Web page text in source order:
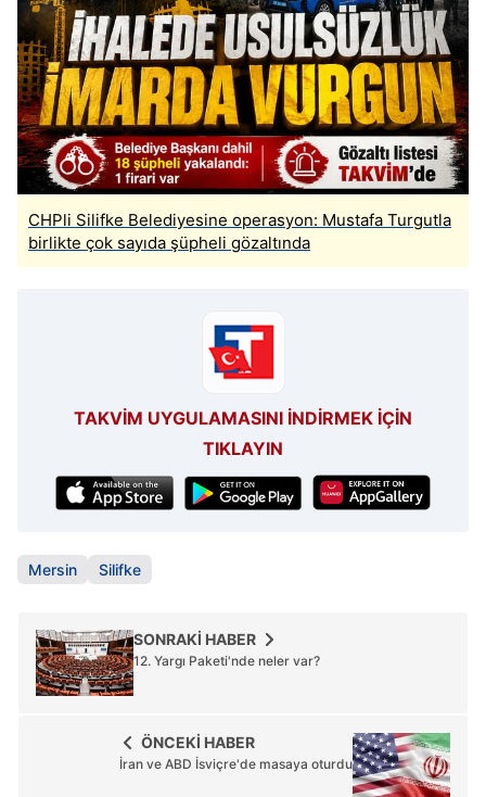
CHPli Silifke Belediyesine operasyon: Mustafa Turgutla
birlikte çok sayıda şüpheli gözaltında
TAKVİM UYGULAMASINI İNDİRMEK İÇİN
TIKLAYIN
Mersin Silifke
SONRAKİ HABER
12. Yargı Paketi'nde neler var?
ÖNCEKİ HABER
İran ve ABD İsviçre'de masaya oturdu